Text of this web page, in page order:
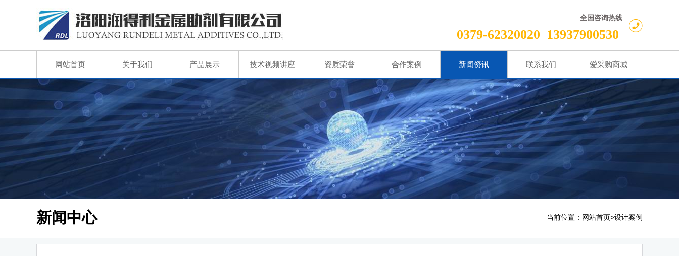
全国咨询热线
0379-62320020 13937900530
网站首页 关于我们 产品展示 技术视频讲座 资质荣誉 合作案例 新闻资讯 联系我们 爱采购商城
新闻中心 当前位置： 网站首页>设计案例